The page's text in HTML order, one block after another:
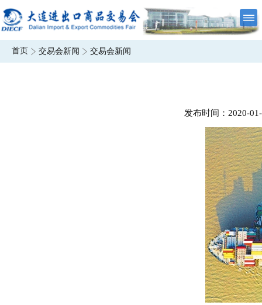
首页 交易会新闻 交易会新闻
发布时间：2020-